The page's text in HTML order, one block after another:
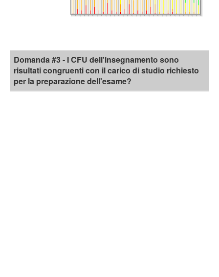
Domanda #3 - I CFU dell'insegnamento sono
risultati congruenti con il carico di studio richiesto
per la preparazione dell'esame?